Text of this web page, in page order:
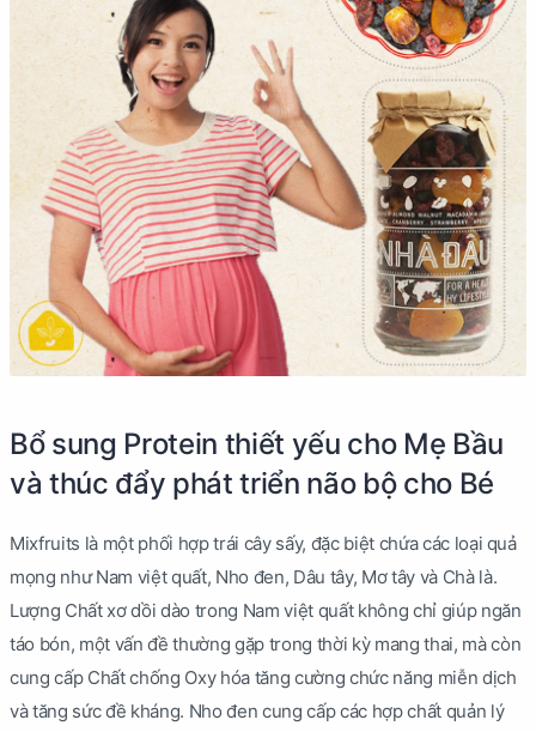
Bổ sung Protein thiết yếu cho Mẹ Bầu
và thúc đẩy phát triển não bộ cho Bé
Mixfruits là một phối hợp trái cây sấy, đặc biệt chứa các loại quả
mọng như Nam việt quất, Nho đen, Dâu tây, Mơ tây và Chà là.
Lượng Chất xơ dồi dào trong Nam việt quất không chỉ giúp ngăn
táo bón, một vấn đề thường gặp trong thời kỳ mang thai, mà còn
cung cấp Chất chống Oxy hóa tăng cường chức năng miễn dịch
và tăng sức đề kháng. Nho đen cung cấp các hợp chất quản lý